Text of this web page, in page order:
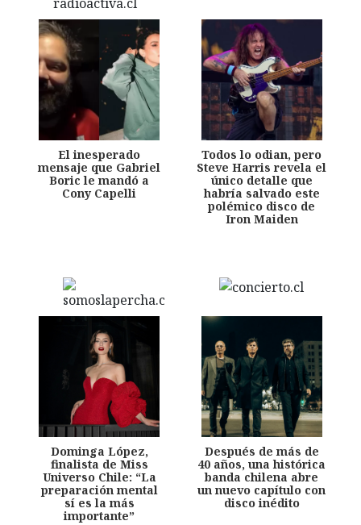
El inesperado
mensaje que Gabriel
Boric le mandó a
Cony Capelli
Todos lo odian, pero
Steve Harris revela el
único detalle que
habría salvado este
polémico disco de
Iron Maiden
Dominga López,
finalista de Miss
Universo Chile: “La
preparación mental
sí es la más
importante”
Después de más de
40 años, una histórica
banda chilena abre
un nuevo capítulo con
disco inédito